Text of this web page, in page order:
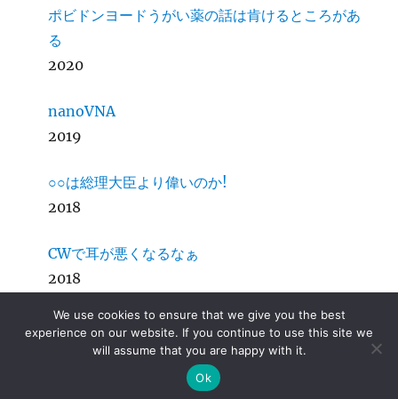
ポビドンヨードうがい薬の話は肯けるところがあ
る
2020
nanoVNA
2019
○○は総理大臣より偉いのか!
2018
CWで耳が悪くなるなぁ
2018
MariaDBメモ
ip6tablesスクリプト改訂
We use cookies to ensure that we give you the best
experience on our website. If you continue to use this site we
will assume that you are happy with it.
Ok